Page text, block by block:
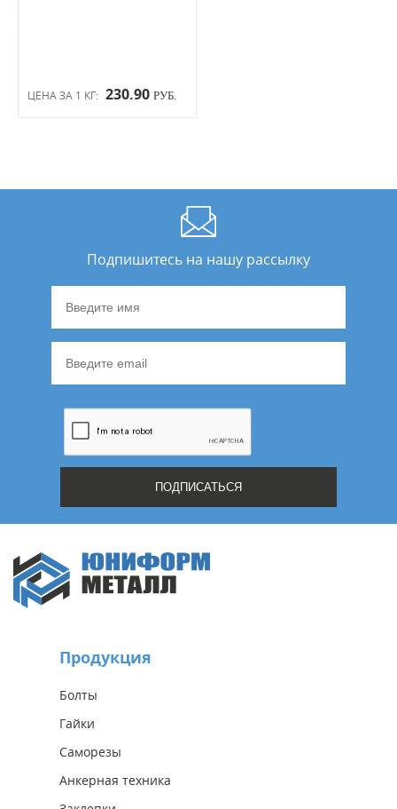
ЦЕНА ЗА 1 КГ: 230.90 РУБ.
Подпишитесь на нашу рассылку
Продукция
Болты
Гайки
Саморезы
Анкерная техника